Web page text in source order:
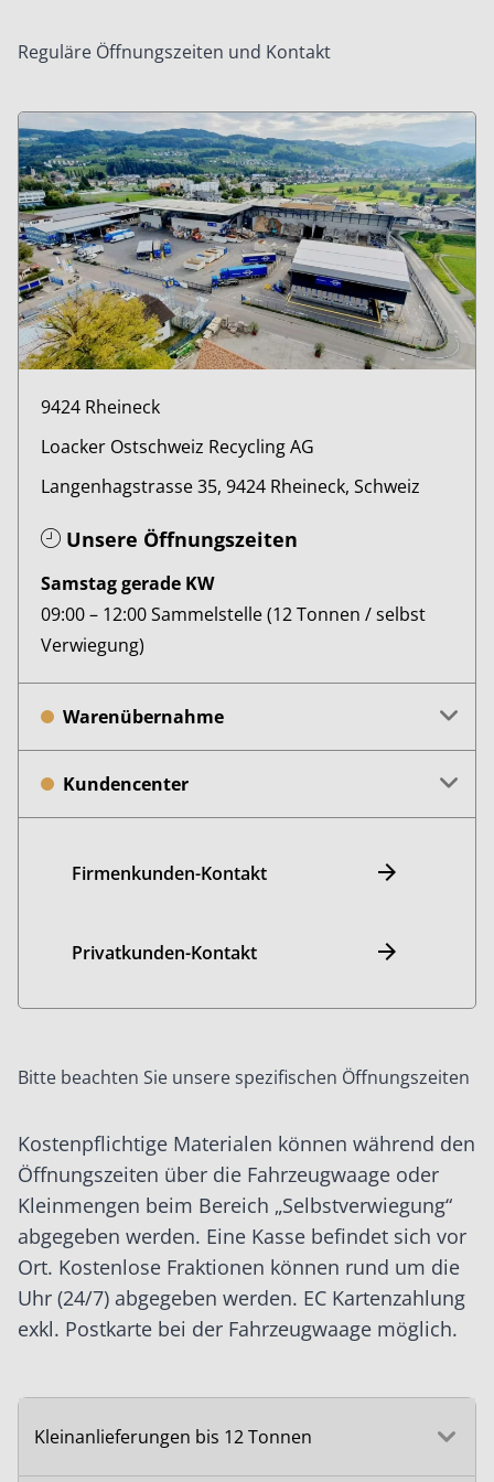
Reguläre Öffnungszeiten und Kontakt
9424 Rheineck
Loacker Ostschweiz Recycling AG
Langenhagstrasse 35, 9424 Rheineck, Schweiz
Unsere Öffnungszeiten
Samstag gerade KW
09:00 – 12:00 Sammelstelle (12 Tonnen / selbst
Verwiegung)
Warenübernahme
Kundencenter
Firmenkunden-Kontakt
Privatkunden-Kontakt
Bitte beachten Sie unsere spezifischen Öffnungszeiten
Kostenpflichtige Materialen können während den
Öffnungszeiten über die Fahrzeugwaage oder
Kleinmengen beim Bereich „Selbstverwiegung“
abgegeben werden. Eine Kasse befindet sich vor
Ort. Kostenlose Fraktionen können rund um die
Uhr (24/7) abgegeben werden. EC Kartenzahlung
exkl. Postkarte bei der Fahrzeugwaage möglich.
Kleinanlieferungen bis 12 Tonnen